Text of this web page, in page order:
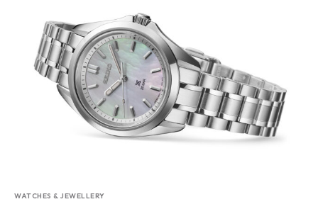
WATCHES & JEWELLERY